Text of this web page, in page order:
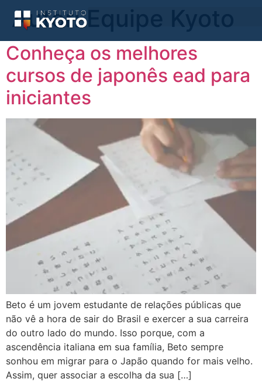
Autor:Equipe Kyoto
Conheça os melhores
cursos de japonês ead para
iniciantes
Beto é um jovem estudante de relações públicas que
não vê a hora de sair do Brasil e exercer a sua carreira
do outro lado do mundo. Isso porque, com a
ascendência italiana em sua família, Beto sempre
sonhou em migrar para o Japão quando for mais velho.
Assim, quer associar a escolha da sua […]